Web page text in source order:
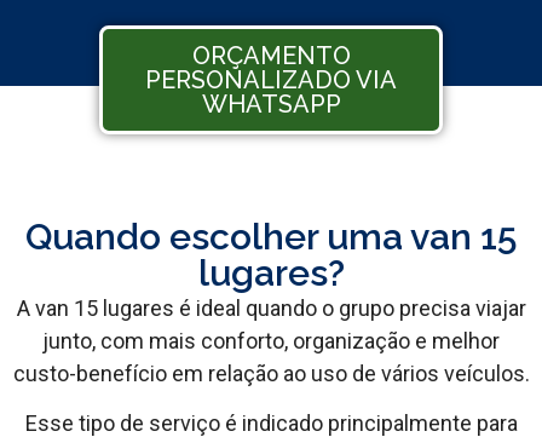
ORÇAMENTO
PERSONALIZADO VIA
WHATSAPP
Quando escolher uma van 15
lugares?
A van 15 lugares é ideal quando o grupo precisa viajar
junto, com mais conforto, organização e melhor
custo-benefício em relação ao uso de vários veículos.
Esse tipo de serviço é indicado principalmente para